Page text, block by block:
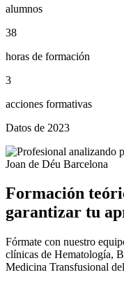
alumnos
38
horas de formación
3
acciones formativas
Datos de 2023
Formación
garantizar tu
Fórmate con nuestro
clínicas de Hematología,
Medicina Transfusional